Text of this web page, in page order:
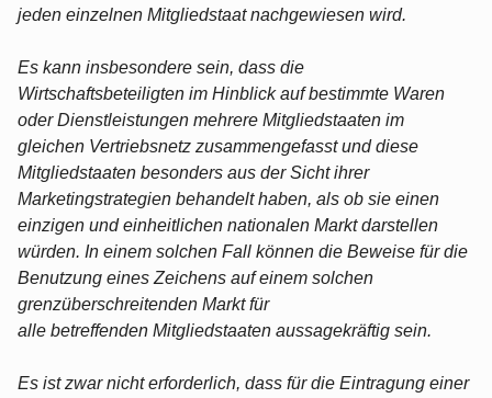
jeden einzelnen Mitgliedstaat nachgewiesen wird.
Es kann insbesondere sein, dass die
Wirtschaftsbeteiligten im Hinblick auf bestimmte Waren
oder Dienstleistungen mehrere Mitgliedstaaten im
gleichen Vertriebsnetz zusammengefasst und diese
Mitgliedstaaten besonders aus der Sicht ihrer
Marketingstrategien behandelt haben, als ob sie einen
einzigen und einheitlichen nationalen Markt darstellen
würden. In einem solchen Fall können die Beweise für die
Benutzung eines Zeichens auf einem solchen
grenzüberschreitenden Markt für
alle betreffenden Mitgliedstaaten aussagekräftig sein.
Es ist zwar nicht erforderlich, dass für die Eintragung einer